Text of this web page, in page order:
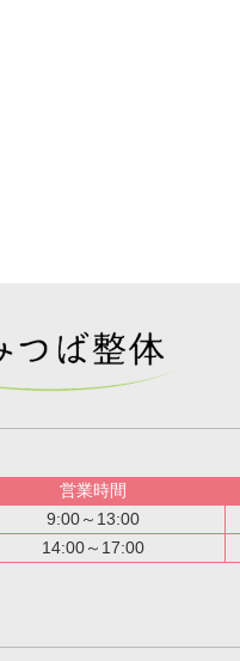
営業時間
9:00～13:00
14:00～17:00